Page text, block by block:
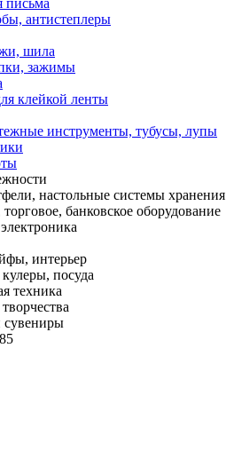
письма
антистеплеры
шила
зажимы
клейкой ленты
инструменты, тубусы, лупы
настольные системы хранения
банковское оборудование
интерьер
посуда
техника
сувениры